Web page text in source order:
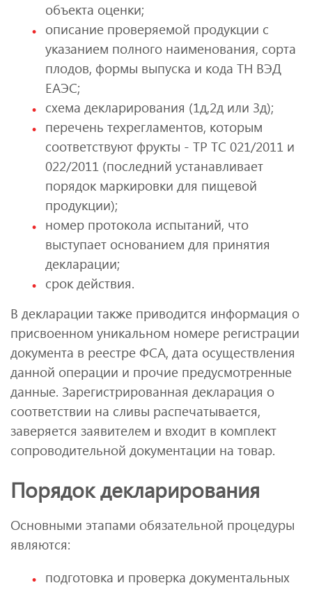
объекта оценки;
описание проверяемой продукции с
указанием полного наименования, сорта
плодов, формы выпуска и кода ТН ВЭД
ЕАЭС;
схема декларирования (1д,2д или 3д);
перечень техрегламентов, которым
соответствуют фрукты - ТР ТС 021/2011 и
022/2011 (последний устанавливает
порядок маркировки для пищевой
продукции);
номер протокола испытаний, что
выступает основанием для принятия
декларации;
срок действия.
В декларации также приводится информация о
присвоенном уникальном номере регистрации
документа в реестре ФСА, дата осуществления
данной операции и прочие предусмотренные
данные. Зарегистрированная декларация о
соответствии на сливы распечатывается,
заверяется заявителем и входит в комплект
сопроводительной документации на товар.
Порядок декларирования
Основными этапами обязательной процедуры
являются:
подготовка и проверка документальных